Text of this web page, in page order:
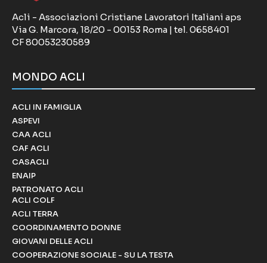
Acli - Associazioni Cristiane Lavoratori Italiani aps
Via G. Marcora, 18/20 - 00153 Roma | tel. 0658401
CF 80053230589
MONDO ACLI
ACLI IN FAMIGLIA
ASPEVI
CAA ACLI
CAF ACLI
CASACLI
ENAIP
PATRONATO ACLI
ACLI COLF
ACLI TERRA
COORDINAMENTO DONNE
GIOVANI DELLE ACLI
COOPERAZIONE SOCIALE - SU LA TESTA